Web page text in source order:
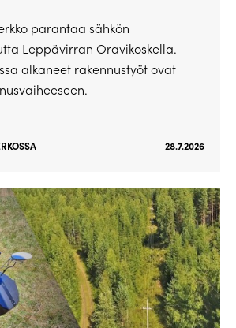
parantaa sähkön
Leppävirran Oravikoskella.
alkaneet rakennustyöt ovat
28.7.2026